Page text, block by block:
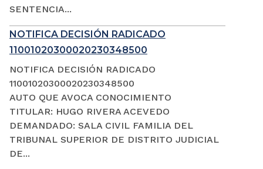
SENTENCIA...
NOTIFICA DECISIÓN RADICADO
11001020300020230348500
NOTIFICA DECISIÓN RADICADO
11001020300020230348500
AUTO QUE AVOCA CONOCIMIENTO
TITULAR: HUGO RIVERA ACEVEDO
DEMANDADO: SALA CIVIL FAMILIA DEL
TRIBUNAL SUPERIOR DE DISTRITO JUDICIAL
DE...